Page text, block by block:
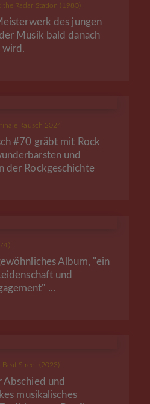
Radar Station (1980)
des jungen
Musik bald danach
wird.
Rausch 2024
#70 gräbt mit Rock
und
der Rockgeschichte
Album, "ein
und
...
Street (2023)
Abschied und
musikalisches